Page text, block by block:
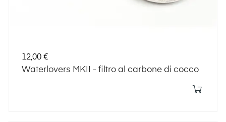
Prezzo
12,00 €
Waterlovers MKII - filtro al carbone di cocco